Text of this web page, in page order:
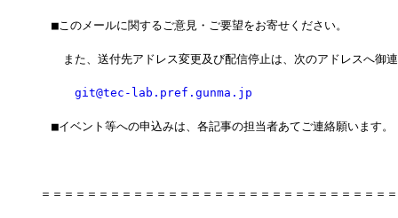
■このメールに関するご意見・ご要望をお寄せください。
また、送付先アドレス変更及び配信停止は、次のアドレスへ御
git@tec-lab.pref.gunma.jp
■イベント等への申込みは、各記事の担当者あてご連絡願います。
＝＝＝＝＝＝＝＝＝＝＝＝＝＝＝＝＝＝＝＝＝＝＝＝＝＝＝＝＝＝